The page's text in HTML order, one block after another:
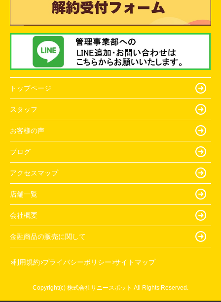
トップページ
スタッフ
お客様の声
ブログ
アクセスマップ
店舗一覧
会社概要
金融商品の販売に関して
利用規約 プライバシーポリシー サイトマップ
Copyright(c) 株式会社サニースポット All Rights Reserved.